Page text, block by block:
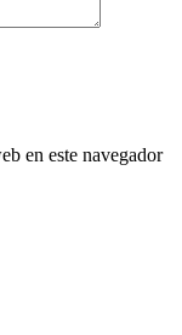
en este navegador